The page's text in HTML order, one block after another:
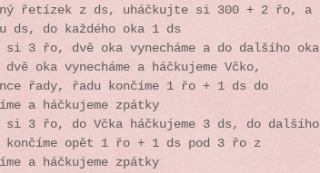
řetízek z ds, uháčkujte si 300 + 2 řo, a
ds, do každého oka 1 ds
si 3 řo, dvě oka vynecháme a do dalšího oka
oka vynecháme a háčkujeme Včko,
řady, řadu končíme 1 řo + 1 ds do
a háčkujeme zpátky
si 3 řo, do Včka háčkujeme 3 ds, do dalšího
končíme opět 1 řo + 1 ds pod 3 řo z
a háčkujeme zpátky